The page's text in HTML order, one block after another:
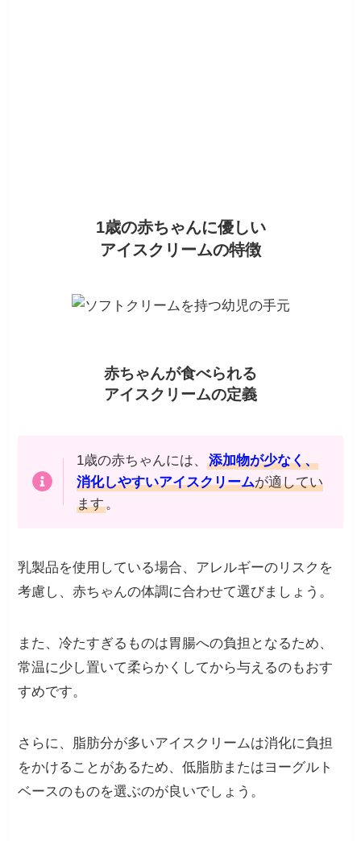
1歳の赤ちゃんに優しい
アイスクリームの特徴
赤ちゃんが食べられる
アイスクリームの定義
1歳の赤ちゃんには、
添加物が少なく、
消化しやすいアイスクリームが適してい
ます。
乳製品を使用している場合、アレルギーのリスクを
考慮し、赤ちゃんの体調に合わせて選びましょう。
また、冷たすぎるものは胃腸への負担となるため、
常温に少し置いて柔らかくしてから与えるのもおす
すめです。
さらに、脂肪分が多いアイスクリームは消化に負担
をかけることがあるため、低脂肪またはヨーグルト
ベースのものを選ぶのが良いでしょう。